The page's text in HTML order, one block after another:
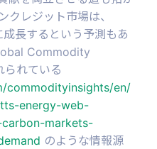
クレジット市場は、
長するという予測もあ
Commodity
られている
commodityinsights/en/
energy-web-
markets-
のような情報源